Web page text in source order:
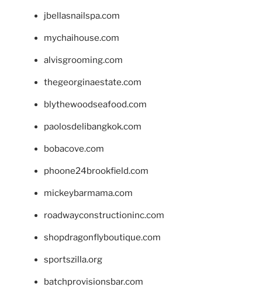
jbellasnailspa.com
mychaihouse.com
alvisgrooming.com
thegeorginaestate.com
blythewoodseafood.com
paolosdelibangkok.com
bobacove.com
phoone24brookfield.com
mickeybarmama.com
roadwayconstructioninc.com
shopdragonflyboutique.com
sportszilla.org
batchprovisionsbar.com